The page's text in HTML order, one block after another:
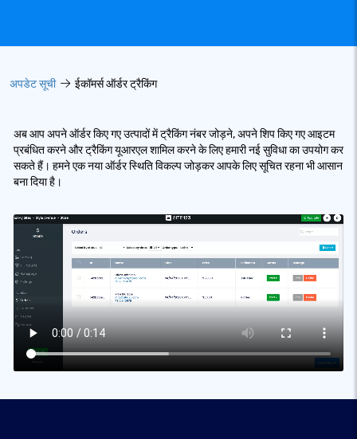
अपडेट सूची ईकॉमर्स ऑर्डर ट्रैकिंग
अब आप अपने ऑर्डर किए गए उत्पादों में ट्रैकिंग नंबर जोड़ने, अपने शिप किए गए आइटम
प्रबंधित करने और ट्रैकिंग यूआरएल शामिल करने के लिए हमारी नई सुविधा का उपयोग कर
सकते हैं। हमने एक नया ऑर्डर स्थिति विकल्प जोड़कर आपके लिए सूचित रहना भी आसान
बना दिया है।